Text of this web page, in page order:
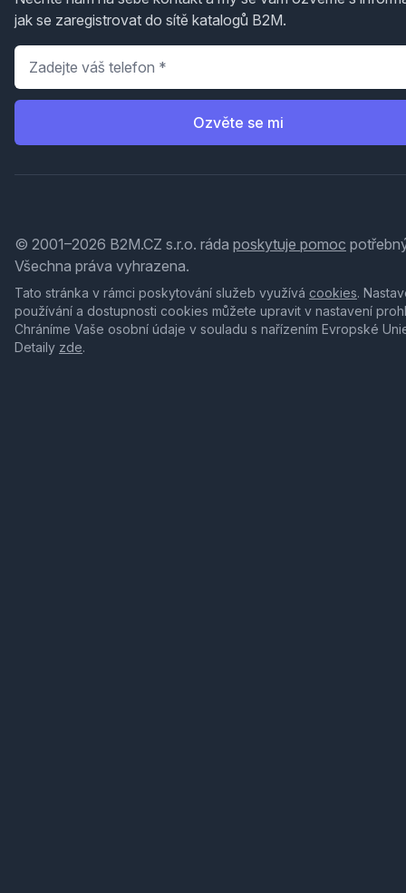
jak se zaregistrovat do sítě katalogů B2M.
Telefon
Ozvěte se mi
© 2001–2026 B2M.CZ s.r.o. ráda poskytuje pomoc
Všechna práva vyhrazena.
Tato stránka v rámci poskytování služeb využívá cookies.
používání a dostupnosti cookies můžete upravit v nastavení
Chráníme Vaše osobní údaje v souladu s nařízením Evropské
Detaily zde.